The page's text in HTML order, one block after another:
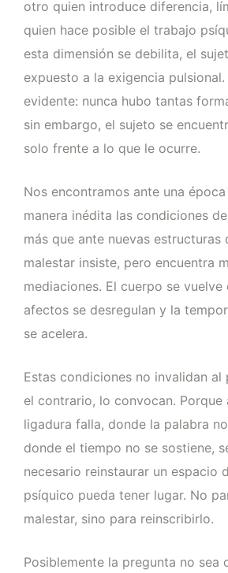
otro quien introduce diferencia,
quien hace posible el trabajo
esta dimensión se debilita, el
expuesto a la exigencia
evidente: nunca hubo tantas
sin embargo, el sujeto se
solo frente a lo que le ocurre.
Nos encontramos ante una
manera inédita las condiciones
más que ante nuevas estructuras
malestar insiste, pero encuentra
mediaciones. El cuerpo se vuelve
afectos se desregulan y la
se acelera.
Estas condiciones no invalidan al
el contrario, lo convocan. Porque
ligadura falla, donde la palabra
donde el tiempo no se sostiene,
necesario reinstaurar un espacio
psíquico pueda tener lugar. No
malestar, sino para reinscribirlo.
Posiblemente la pregunta no sea